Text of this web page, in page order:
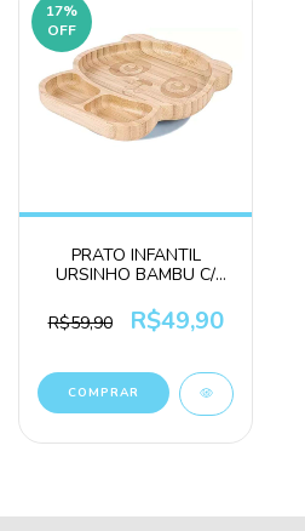
17%
OFF
PRATO INFANTIL
URSINHO BAMBU C/
MIMO STYLE
R$59,90 R$49,90